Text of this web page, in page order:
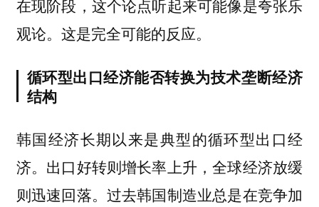
在现阶段，这个论点听起来可能像是夸张乐
观论。这是完全可能的反应。
循环型出口经济能否转换为技术垄断经济
结构
韩国经济长期以来是典型的循环型出口经
济。出口好转则增长率上升，全球经济放缓
则迅速回落。过去韩国制造业总是在竞争加